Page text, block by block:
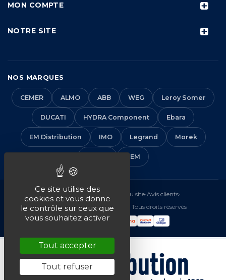
MON COMPTE
NOTRE SITE
NOS MARQUES
CEMER ALMO ABB WEG Leroy Somer
DUCATI HYDRA Component Ebara
EM Distribution IMO Legrand Morek
VEM
Mentions légales•CGV Plan du site•Avis clients•
© 2016-2026 EM Distribution - Tous droits réservés
Ce site utilise des
cookies et vous donne
le contrôle sur ceux que
vous souhaitez activer
Tout accepter
Tout refuser